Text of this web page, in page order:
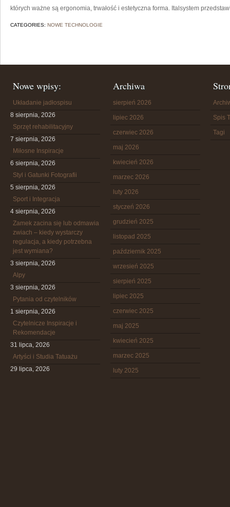
których ważne są ergonomia, trwałość i estetyczna forma. Italsystem
CATEGORIES: NOWE TECHNOLOGIE
Nowe wpisy:
Układanie jadłospisu
8 sierpnia, 2026
Sprzęt rehabilitacyjny
7 sierpnia, 2026
Miłosne Inspiracje
6 sierpnia, 2026
Styl i Gatunki Fotografii
5 sierpnia, 2026
Sport i Integracja
4 sierpnia, 2026
Zamek zacina się lub odmawia
zwiach – kiedy wystarczy
regulacja, a kiedy potrzebna
jest wymiana?
3 sierpnia, 2026
Alpy
3 sierpnia, 2026
Pytania od czytelników
1 sierpnia, 2026
Czytelnicze Inspiracje i
Rekomendacje
31 lipca, 2026
Artyści i Studia Tatuażu
29 lipca, 2026
Archiwa
sierpień 2026
lipiec 2026
czerwiec 2026
maj 2026
kwiecień 2026
marzec 2026
luty 2026
styczeń 2026
grudzień 2025
listopad 2025
październik 2025
wrzesień 2025
sierpień 2025
lipiec 2025
czerwiec 2025
maj 2025
kwiecień 2025
marzec 2025
luty 2025
Spis
Tagi